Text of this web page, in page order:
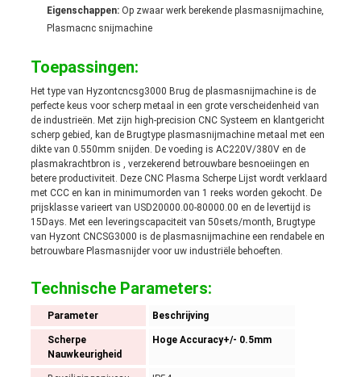
Eigenschappen:Op zwaar werk berekende plasmasnijmachine,
Plasmacnc snijmachine
Toepassingen:
Het type van Hyzontcncsg3000 Brug de plasmasnijmachine is de
perfecte keus voor scherp metaal in een grote verscheidenheid van
de industrieën. Met zijn high-precision CNC Systeem en klantgericht
scherp gebied, kan de Brugtype plasmasnijmachine metaal met een
dikte van 0.550mm snijden. De voeding is AC220V/380V en de
plasmakrachtbron is , verzekerend betrouwbare besnoeiingen en
betere productiviteit. Deze CNC Plasma Scherpe Lijst wordt verklaard
met CCC en kan in minimumorden van 1 reeks worden gekocht. De
prijsklasse varieert van USD20000.00-80000.00 en de levertijd is
15Days. Met een leveringscapaciteit van 50sets/month, Brugtype
van Hyzont CNCSG3000 is de plasmasnijmachine een rendabele en
betrouwbare Plasmasnijder voor uw industriële behoeften.
Technische Parameters:
Parameter Beschrijving
Scherpe
Nauwkeurigheid
Hoge Accuracy+/- 0.5mm